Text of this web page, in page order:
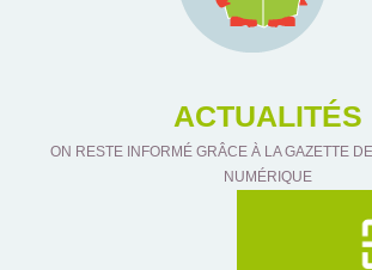
ACTUALITÉS
ON RESTE INFORMÉ GRÂCE À LA GAZETTE
NUMÉRIQUE